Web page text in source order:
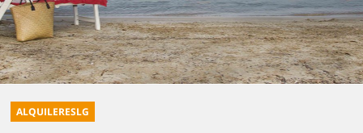
ALQUILERESLG